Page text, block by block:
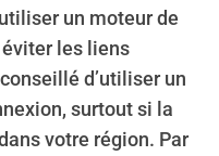
un moteur de
les liens
d’utiliser un
surtout si la
votre région. Par